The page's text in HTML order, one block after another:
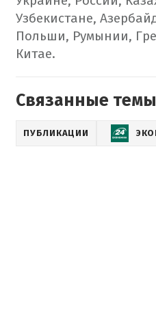
Узбекистане,
Польши, Румынии,
Китае.
Связанные
ПУБЛИКАЦИИ